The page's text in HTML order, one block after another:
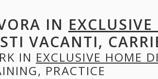
IN
VACANTI,
IN EXCLUSIVE HOME
PRACTICE